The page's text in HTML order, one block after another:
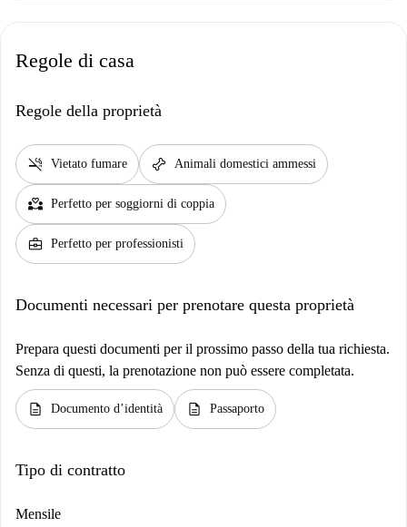
Regole di casa
Regole della proprietà
smoke_free Vietato fumare pet_supplies Animali domestici ammessi
partner_heart Perfetto per soggiorni di coppia
business_center Perfetto per professionisti
Documenti necessari per prenotare questa proprietà
Prepara questi documenti per il prossimo passo della tua richiesta.
Senza di questi, la prenotazione non può essere completata.
description Documento d’identità description Passaporto
Tipo di contratto
Mensile